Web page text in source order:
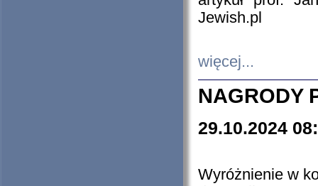
Jewish.pl
więcej...
NAGRODY
29.10.2024
Wyróżnienie w